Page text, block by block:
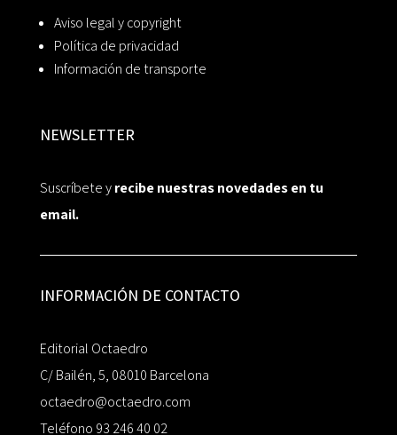
Aviso legal y copyright
Política de privacidad
Información de transporte
NEWSLETTER
Suscríbete yrecibe nuestras novedades en tu
email.
INFORMACIÓN DE CONTACTO
Editorial Octaedro
C/ Bailén, 5, 08010 Barcelona
octaedro@octaedro.com
Teléfono 93 246 40 02